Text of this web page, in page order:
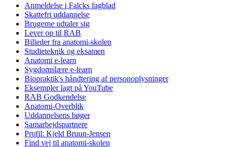
Anmeldelse i Falcks fagblad
Skattefri uddannelse
Brugerne udtaler sig
Lever op til RAB
Billeder fra anatomi-skolen
Studieteknik og eksamen
Anatomi e-learn
Sygdomslære e-learn
Biopraktik's håndtering af personoplysninger
Eksempler lagt på YouTube
RAB Godkendelse
Anatomi-Overblik
Uddannelsens bøger
Samarbejdspartnere
Profil: Kjeld Bruun-Jensen
Find vej til anatomi-skolen